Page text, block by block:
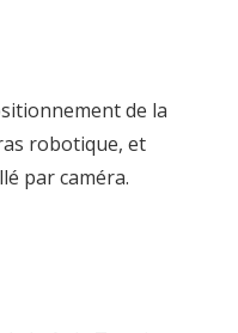
de la
robotique, et
par caméra.